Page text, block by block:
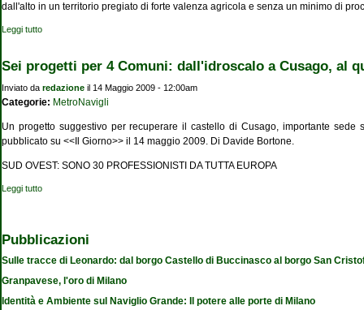
dall'alto in un territorio pregiato di forte valenza agricola e senza un minimo di
Leggi tutto
Sei progetti per 4 Comuni: dall'idroscalo a Cusago, al
Inviato da redazione il 14 Maggio 2009 - 12:00am
Categorie: MetroNavigli
Un progetto suggestivo per recuperare il castello di Cusago, importante
pubblicato su <<Il Giorno>> il 14 maggio 2009. Di Davide Bortone.
SUD OVEST: SONO 30 PROFESSIONISTI DA TUTTA EUROPA
Leggi tutto
Pubblicazioni
Sulle tracce di Leonardo: dal borgo Castello di Buccinasco al borgo San
Granpavese, l'oro di Milano
Identità e Ambiente sul Naviglio Grande: Il potere alle porte di Milano